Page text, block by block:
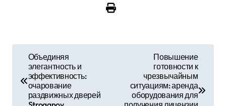
Объединяя
элегантность и
эффективность:
очарование
раздвижных дверей
Повышение
готовности к
чрезвычайным
ситуациям: аренда
оборудования для